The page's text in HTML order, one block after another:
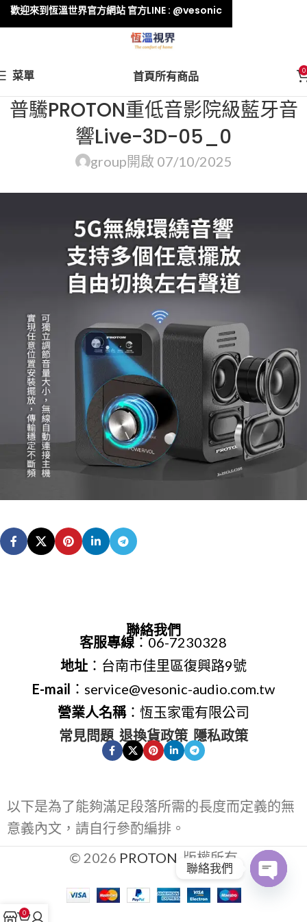
菜單 首頁所有商品 0
普驣PROTON重低音影院級藍牙音
響Live-3D-05_0
group開啟 07/10/2025
聯絡我們
客服專線：06-7230328
地址：台南市佳里區復興路9號
E-mail ：service@vesonic-audio.com.tw
營業人名稱：恆玉家電有限公司
常見問題 退換貨政策 隱私政策
以下是為了能夠滿足段落所需的長度而定義的無
意義內文，請自行參酌編排。
© 2026 PROTON . 版權所有
歡迎來到恆溫世界官方網站 官方LINE : @vesonic
0
聯絡我們